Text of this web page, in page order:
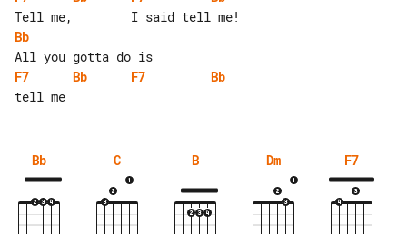
Bb
F7
Bb F7
Bb
Bb C B Dm F7